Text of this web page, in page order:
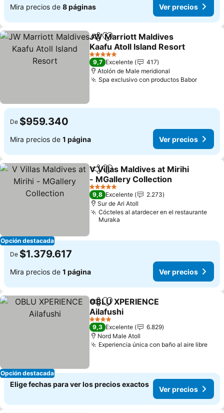
Mira precios de 8 páginas Ver precios
CompartirAgregar a favoritos
JW Marriott Maldives
Kaafu Atoll Island Resort
5 Estrellas
9,7 Excelente
417
Atolón de Male meridional
Spa exclusivo con productos Babor
De $959.340
Mira precios de 1 página Ver precios
Opción destacada
CompartirAgregar a favoritos
V Villas Maldives at Mirihi
- MGallery Collection
5 Estrellas
9,8 Excelente
2.273
Sur de Ari Atoll
Cócteles al atardecer en el restaurante
Muraka
De $1.379.617
Mira precios de 1 página Ver precios
Opción destacada
CompartirAgregar a favoritos
OBLU XPERIENCE
Ailafushi
4 Estrellas
9,3 Excelente
6.829
Nord Male Atoll
Experiencia única con baño al aire libre
Elige fechas para ver los precios exactos
Ver precios